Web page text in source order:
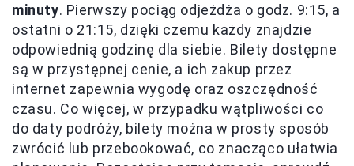
minuty. Pierwszy pociąg odjeżdża o godz. 9:15, a
ostatni o 21:15, dzięki czemu każdy znajdzie
odpowiednią godzinę dla siebie. Bilety dostępne
są w przystępnej cenie, a ich zakup przez
internet zapewnia wygodę oraz oszczędność
czasu. Co więcej, w przypadku wątpliwości co
do daty podróży, bilety można w prosty sposób
zwrócić lub przebookować, co znacząco ułatwia